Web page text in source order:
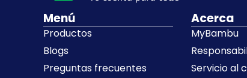
Menú
Productos
Blogs
Preguntas frecuentes
Acerca
MyBambu
Servicio al